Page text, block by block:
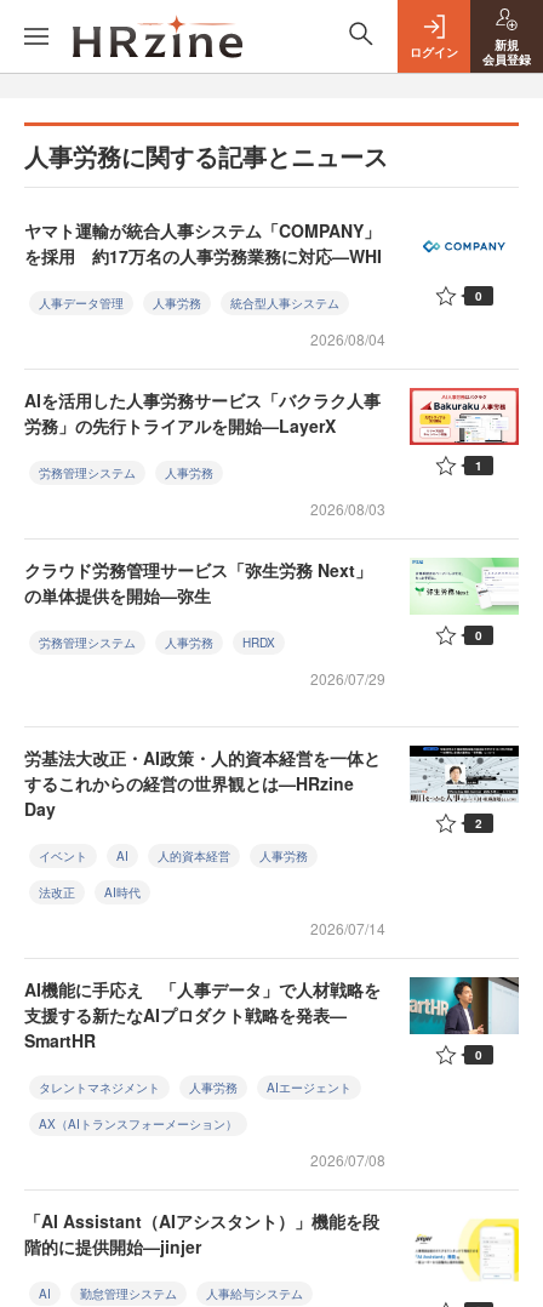
ログイン
新規
会員登録
人事労務に関する記事とニュース
ヤマト運輸が統合人事システム「COMPANY」
を採用 約17万名の人事労務業務に対応—WHI
人事データ管理 人事労務 統合型人事システム
2026/08/04
0
AIを活用した人事労務サービス「バクラク人事
労務」の先行トライアルを開始—LayerX
労務管理システム 人事労務
2026/08/03
1
クラウド労務管理サービス「弥生労務 Next」
の単体提供を開始—弥生
労務管理システム 人事労務 HRDX
2026/07/29
0
労基法大改正・AI政策・人的資本経営を一体と
するこれからの経営の世界観とは—HRzine
Day
イベント AI 人的資本経営 人事労務
法改正 AI時代
2026/07/14
2
AI機能に手応え 「人事データ」で人材戦略を
支援する新たなAIプロダクト戦略を発表—
SmartHR
タレントマネジメント 人事労務 AIエージェント
AX（AIトランスフォーメーション）
2026/07/08
0
「AI Assistant（AIアシスタント）」機能を段
階的に提供開始—jinjer
AI 勤怠管理システム 人事給与システム